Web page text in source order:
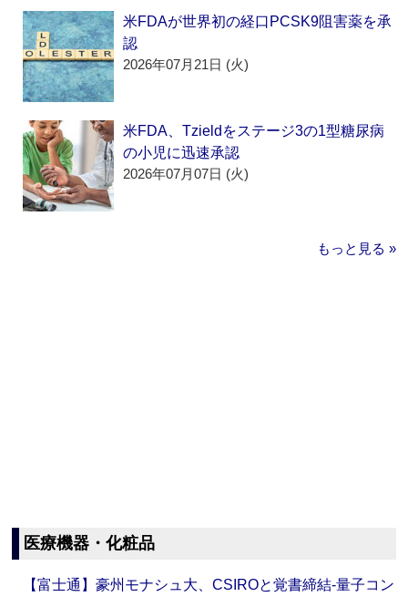
米FDAが世界初の経口PCSK9阻害薬を承
認
2026年07月21日 (火)
米FDA、Tzieldをステージ3の1型糖尿病
の小児に迅速承認
2026年07月07日 (火)
もっと見る »
医療機器・化粧品
【富士通】豪州モナシュ大、CSIROと覚書締結‐量子コン